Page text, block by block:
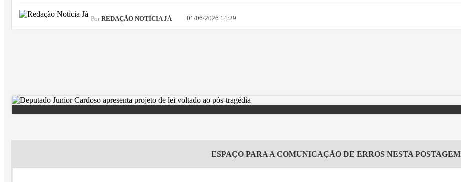
Por REDAÇÃO NOTÍCIA JÁ 01/06/2026 14:29
ESPAÇO PARA A COMUNICAÇÃO DE ERROS NESTA POSTAGEM